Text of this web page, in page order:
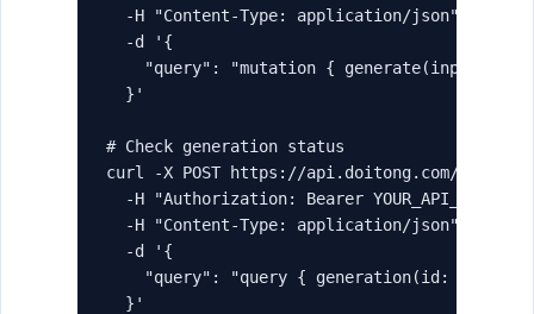
  -H "Content-Type: application/json" \
  -d '{
"query": "mutation { generate(input: {
  }'
# Check generation status
curl -X POST https://api.doitong.com/
  -H "Authorization: Bearer YOUR_API_KEY" \
  -H "Content-Type: application/json" \
  -d '{
"query": "query { generation(id:
  }'